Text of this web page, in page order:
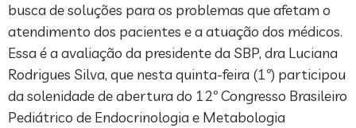
busca de soluções para os problemas que afetam o
atendimento dos pacientes e a atuação dos médicos.
Essa é a avaliação da presidente da SBP, dra Luciana
Rodrigues Silva, que nesta quinta-feira (1º) participou
da solenidade de abertura do 12º Congresso Brasileiro
Pediátrico de Endocrinologia e Metabologia